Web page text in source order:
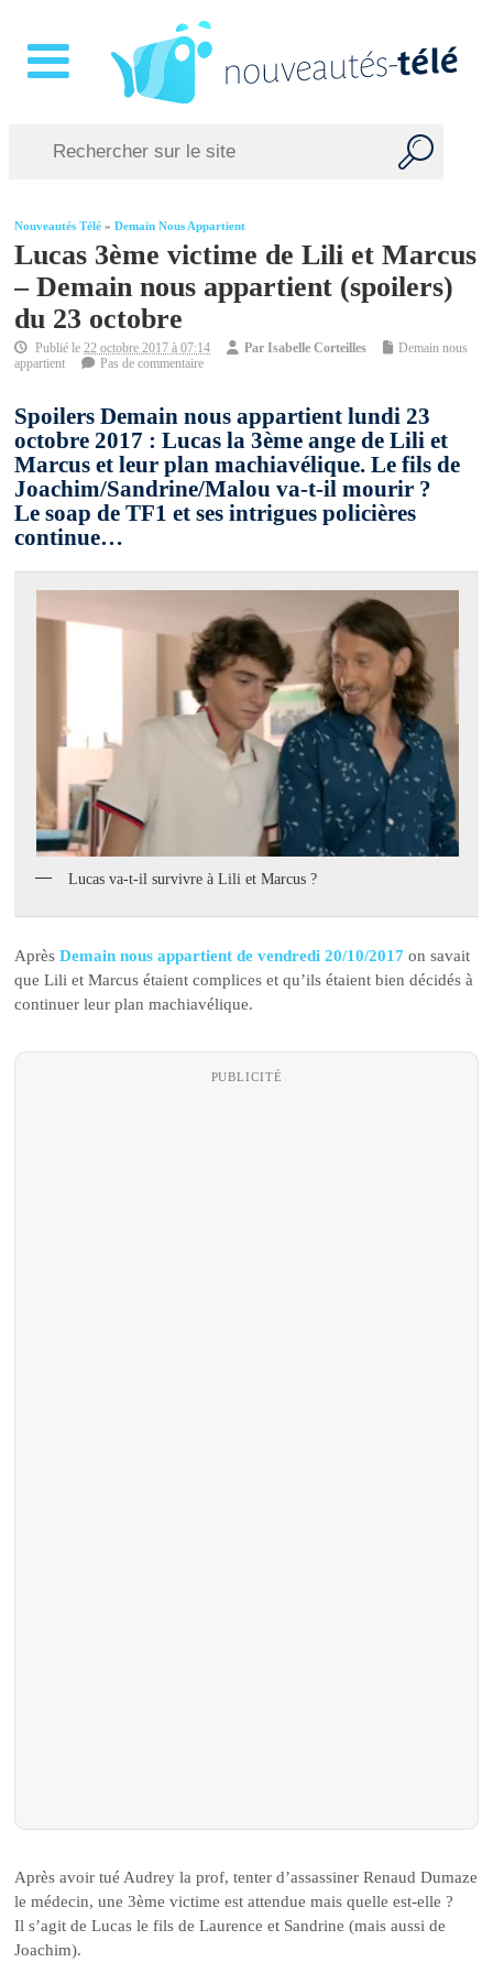
Nouveautés Télé »Demain Nous Appartient
Lucas 3ème victime de Lili et Marcus
– Demain nous appartient (spoilers)
du 23 octobre
Publié le22 octobre 2017 à 07:14 ParIsabelle Corteilles
Demain nous
appartient
Pas de commentaire
Spoilers Demain nous appartient lundi 23
octobre 2017 : Lucas la 3ème ange de Lili et
Marcus et leur plan machiavélique. Le fils de
Joachim/Sandrine/Malou va-t-il mourir ?
Le soap de TF1 et ses intrigues policières
continue…
Lucas va-t-il survivre à Lili et Marcus ?
AprèsDemain nous appartient de vendredi 20/10/2017 on savait
que Lili et Marcus étaient complices et qu’ils étaient bien décidés à
continuer leur plan machiavélique.
PUBLICITÉ
Après avoir tué Audrey la prof, tenter d’assassiner Renaud Dumaze
le médecin, une 3ème victime est attendue mais quelle est-elle ?
Il s’agit de Lucas le fils de Laurence et Sandrine (mais aussi de
Joachim).